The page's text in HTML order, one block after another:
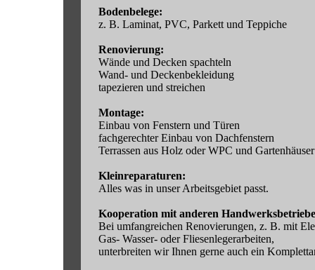
Bodenbelege:
z. B. Laminat, PVC, Parkett und Teppiche
Renovierung:
Wände und Decken spachteln
Wand- und Deckenbekleidung
tapezieren und streichen
Montage:
Einbau von Fenstern und Türen
fachgerechter Einbau von Dachfenstern
Terrassen aus Holz oder WPC und Gartenhäuser
Kleinreparaturen:
Alles was in unser Arbeitsgebiet passt.
Kooperation mit anderen
Bei umfangreichen Renovierungen, z. B. mit
Gas- Wasser- oder Fliesenlegerarbeiten,
unterbreiten wir Ihnen gerne auch ein